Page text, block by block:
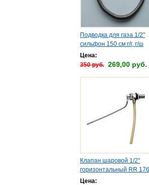
Подводка для газа 1/2"
сильфон 150 см г/г, г/ш
Цена:
350 руб. 269,00 руб.
Клапан шаровой 1/2"
горизонтальный RR 176
Цена: